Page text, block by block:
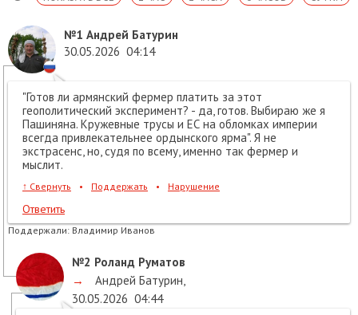
№1 Андрей Батурин
30.05.2026 04:14
"Готов ли армянский фермер платить за этот
геополитический эксперимент? - да, готов. Выбираю же я
Пашиняна. Кружевные трусы и ЕС на обломках империи
всегда привлекательнее ордынского ярма". Я не
экстрасенс, но, судя по всему, именно так фермер и
мыслит.
↑ Свернуть • Поддержать • Нарушение
Ответить
Поддержали: Владимир Иванов
№2 Роланд Руматов
→
Андрей Батурин,
30.05.2026 04:44